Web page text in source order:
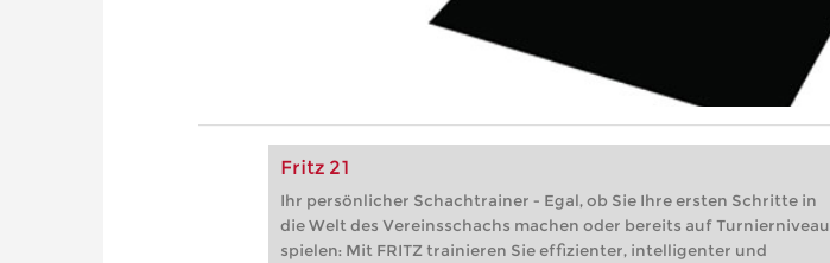
Fritz 21
Ihr persönlicher Schachtrainer - Egal, ob Sie Ihre ersten Schritte in
die Welt des Vereinsschachs machen oder bereits auf Turnierniveau
spielen: Mit FRITZ trainieren Sie effizienter, intelligenter und